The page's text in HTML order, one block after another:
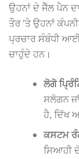
ਉਹਨਾਂ ਦੇ ਜੈੱਲ ਪੈਨ
ਤੌਰ ‘ਤੇ ਉਹਨਾਂ
ਪ੍ਰਚਾਰ ਸੰਬੰਧੀ
ਚਾਹੁੰਦੇ ਹਨ।
ਲੋਗੋ
ਸਲੋਗਨ
ਹੈ, ਦਿੱਖ
ਕਸਟਮ
ਸਿਆਹੀ